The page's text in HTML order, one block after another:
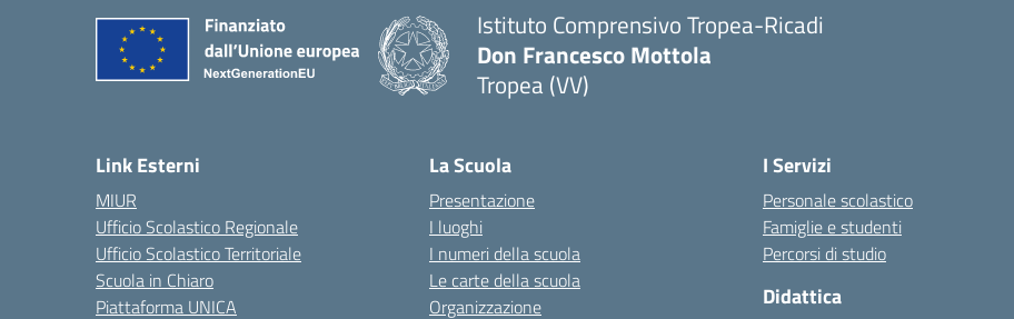
Istituto Comprensivo Tropea-Ricadi
Don Francesco Mottola
Tropea (VV)
Link Esterni
MIUR
Ufficio Scolastico Regionale
Ufficio Scolastico Territoriale
Scuola in Chiaro
Piattaforma UNICA
La Scuola
Presentazione
I luoghi
I numeri della scuola
Le carte della scuola
Organizzazione
I Servizi
Personale scolastico
Famiglie e studenti
Percorsi di studio
Didattica